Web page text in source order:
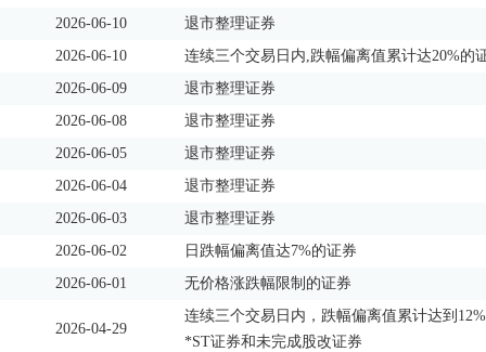
2026-06-10
退市整理证券
2026-06-10
连续三个交易日内,跌幅偏离值累计达20%的
2026-06-09
退市整理证券
2026-06-08
退市整理证券
2026-06-05
退市整理证券
2026-06-04
退市整理证券
2026-06-03
退市整理证券
2026-06-02
日跌幅偏离值达7%的证券
2026-06-01
无价格涨跌幅限制的证券
2026-04-29
连续三个交易日内，跌幅偏离值累计达到
*ST证券和未完成股改证券